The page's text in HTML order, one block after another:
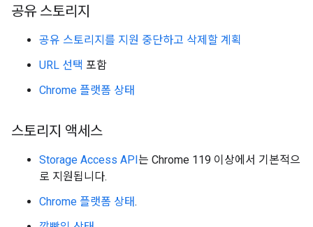
공유 스토리지
공유 스토리지를 지원 중단하고 삭제할 계획
URL 선택 포함
Chrome 플랫폼 상태
스토리지 액세스
Storage Access API는 Chrome 119 이상에서 기본적으
로 지원됩니다.
Chrome 플랫폼 상태.